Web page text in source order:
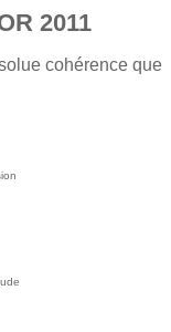
2011
cohérence que